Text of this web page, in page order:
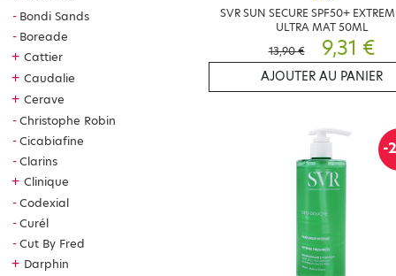
Bondi Sands
Boreade
+ Cattier
+ Caudalie
+ Cerave
Christophe Robin
Cicabiafine
Clarins
+ Clinique
Codexial
Curél
Cut By Fred
+ Darphin
La
SVR SUN SECURE SPF50+
ULTRA MAT 50ML
13,90 €
9,31 €
AJOUTER AU PANIER
-